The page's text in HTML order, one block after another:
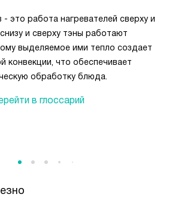
- это работа нагревателей сверху и
и сверху тэны работают
выделяемое ими тепло создает
конвекции, что обеспечивает
обработку блюда.
в глоссарий